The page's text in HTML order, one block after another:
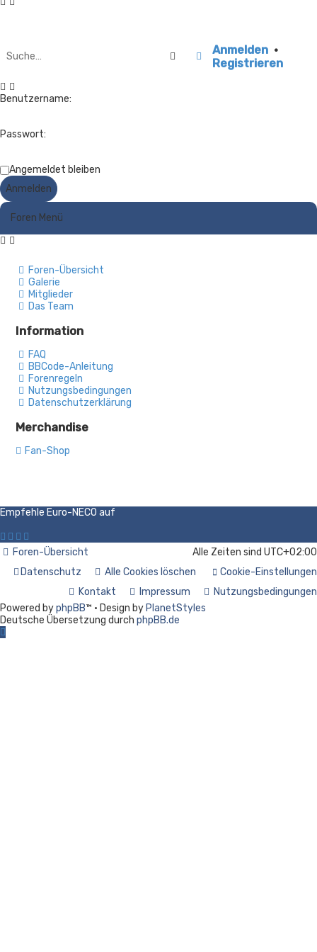
Suche Erweiterte Suche
Anmelden •
Registrieren
Benutzername:
Passwort:
Angemeldet bleiben
Foren Menü
Foren-Übersicht
Galerie
Mitglieder
Das Team
Information
FAQ
BBCode-Anleitung
Forenregeln
Nutzungsbedingungen
Datenschutzerklärung
Merchandise
Fan-Shop
Empfehle Euro-NECO auf
Foren-Übersicht Alle Zeiten sind UTC+02:00
Cookie-Einstellungen
Alle Cookies löschen
Datenschutz
Nutzungsbedingungen
Impressum
Kontakt
Powered byphpBB™ • Design by PlanetStyles
Deutsche Übersetzung durch phpBB.de